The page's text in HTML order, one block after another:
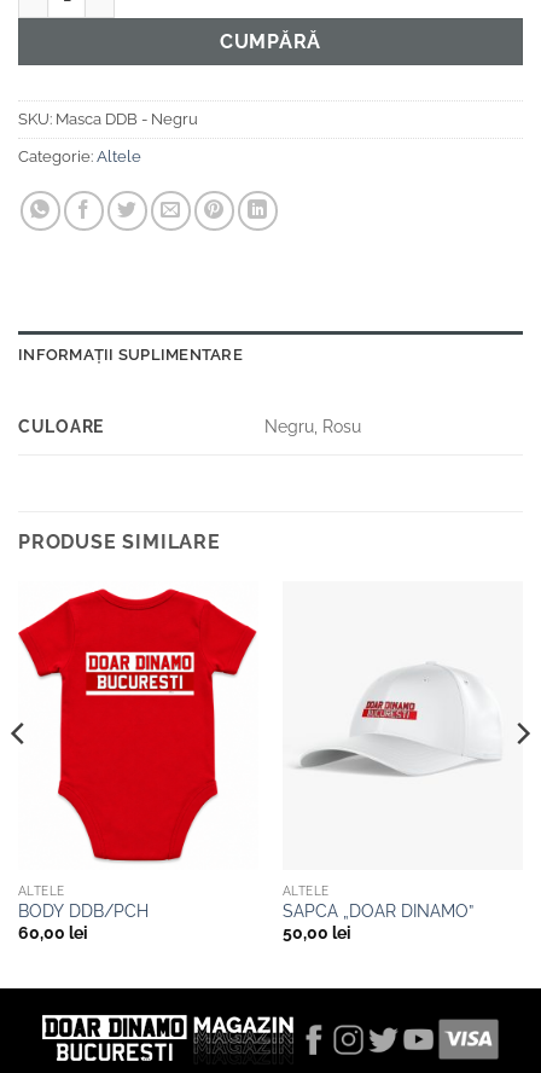
CUMPĂRĂ
SKU: Masca DDB - Negru
Categorie: Altele
INFORMAȚII SUPLIMENTARE
CULOARE Negru, Rosu
PRODUSE SIMILARE
ALTELE
BODY DDB/PCH
60,00 lei
ALTELE
SAPCA „DOAR DINAMO”
50,00 lei